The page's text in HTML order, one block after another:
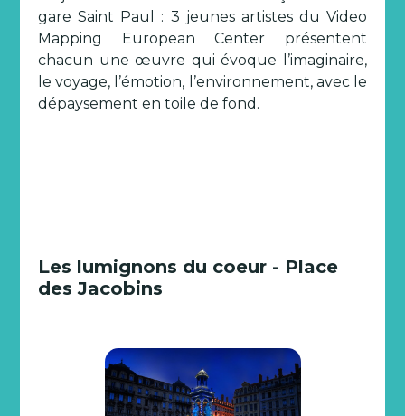
gare Saint Paul : 3 jeunes artistes du Video
Mapping European Center présentent
chacun une œuvre qui évoque l’imaginaire,
le voyage, l’émotion, l’environnement, avec le
dépaysement en toile de fond.
Les lumignons du coeur - Place
des Jacobins